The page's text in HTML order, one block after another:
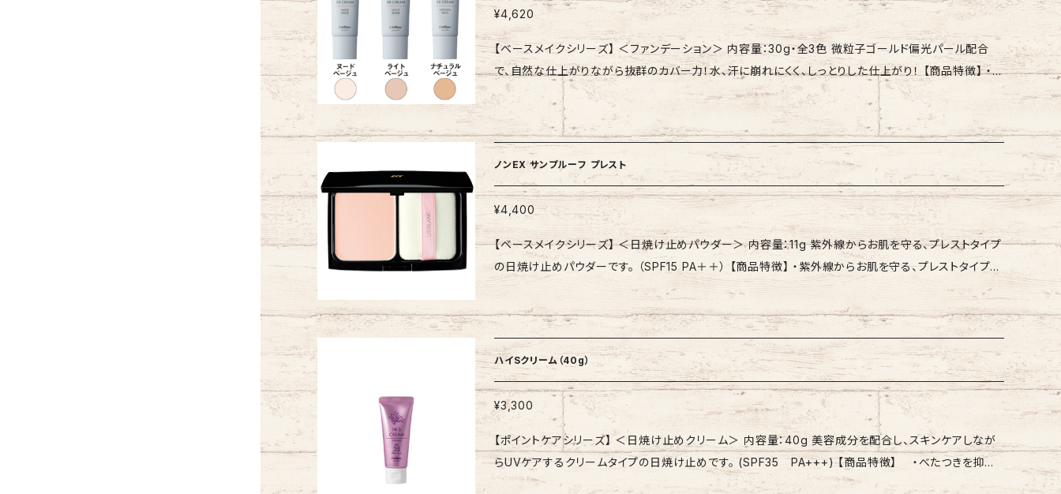
(ジメチコン/ビニルジメチコン)クロスポリマー、合成金雲母、窒化ホウ素、合成金雲母鉄、スクワラン、
シリカ、デヒドロ酢酸Na、トコフェロール、ハイドロゲンジメチコン、水、BG、リンゴ果実エキス、オウゴン
根エキス、アボカドエキス、ハマメリス葉エキス、(+/-)マイカ、酸化チタン、酸化鉄、酸化スズ
¥4,620
【ベースメイクシリーズ】 ＜ファンデーション＞ 内容量：30g・全3色 微粒子ゴールド偏光パール配合
で、自然な仕上がりながら抜群のカバー力！水、汗に崩れにくく、しっとりした仕上がり！ 【商品特徴】 ・肌
をキレイに見せる自然な仕上がりとカバー力。 ・水・汗に崩れにくく、しっとりと仕上がるスキンケア処方
の新感覚BBクリーム。 ・メイクをしていることを忘れてしまうほど軽いつけ心地です。 ・1本でベースメ
イクが仕上がるカンタン時短メイクで、肌の凹凸を目立たなくさせます。 【ご使用方法】 乳液やクリー
ムで肌を整えた後、適量を顔全体になじませます。特にカバーしたい部分には、少量を重ねづけします。
［美しく仕上げるポイント］ スキンケアで肌を整えた後、適量をとり少量ずつ重ねづけください。気に
なる部分には軽くたたきこむ様に重ねづけください。 【全成分表示】 水、シクロペンタシロキサン、酸
化チタン、酸化亜鉛、グリセリン、イソノナン酸イソトリデシル、メトキシケイヒ酸エチルヘキシル、DPG、メ
タクリル酸メチルクロスポリマー、ラウリルPEG-9ポリジメチルシロキシエチルジメチコン、ジメチコン、
ステアリン酸イヌリン、BG、シリカ、ステアリン酸、ミリスチン酸、リンゴ果実エキス、ハマメリス葉エキス、
オウゴン根エキス、アボカドエキス、トコフェロール、塩化Na、ジステアルジモニウムヘクトライト、水酸
化Al、セスキイソステアリン酸ソルビタン、トリエトキシカプリリルシラン、メチルパラベン、BHT、(+/-)酸
化鉄、マイカ、アルミナ、酸化スズ
ノンEX サンプルーフ プレスト
¥4,400
【ベースメイクシリーズ】 ＜日焼け止めパウダー＞ 内容量：11g 紫外線からお肌を守る、プレストタイプ
の日焼け止めパウダーです。 （SPF15 PA＋＋） 【商品特徴】 ・紫外線からお肌を守る、プレストタイプの
日焼け止めパウダーです。 ・汗や皮脂でくずれにくく、透明感のあるつややかな仕上がりを持続します。
・肌をナチュラルにきめ細かく整えます。 ・無香料、ノンケミカル処方なので、敏感肌の方にもお試しいた
だけます。 ・色味のないルーセントタイプなので、ファンデーションの仕上げや化粧直しとしてもお使いい
ただけます。 【専用別売り品】（価格は全て税込です） ・コンパクトケース ￥1,100 ・パフ ￥440 【ご使用
方法】 パフに適量をとり、顔全体に軽くのばします。 【全成分表示】 タルク、合成金雲母、ラウリン酸
亜鉛、酸化亜鉛、ワセリン、トリエチルヘキサノイン、シリカ、ジフェニルシロキシフェニルトリメチコン、メ
チコン、スクワラン、ビサボロール、褐藻エキス、ローズ水、（ビニルジメチコン／メチコンシルセスキオキ
サン）クロスポリマー、ステアリン酸Mg、セスキイソステアリン酸ソルビタン、水酸化Al、ハイドロゲンジメ
チコン、水、BG、塩化Na、マイカ、酸化チタン、ジメチコン、酸化鉄
ハイSクリーム（40g）
¥3,300
【ポイントケアシリーズ】 ＜日焼け止めクリーム＞ 内容量：40g 美容成分を配合し、スキンケアしなが
らUVケアするクリームタイプの日焼け止めです。 (SPF35 PA+++) 【商品特徴】 ・べたつきを抑え、
白くなりにくく、お肌が明るく仕上がります。 ・SPF35、PA+++ 化粧下地としてもお使いいただけま